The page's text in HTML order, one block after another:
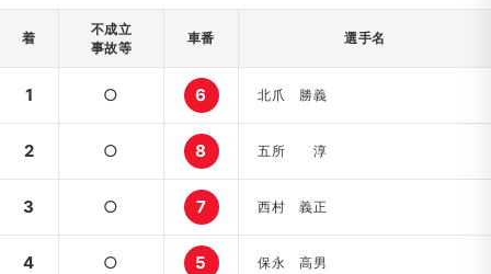
着
不成立
事故等
車番 選手名
1 ○ 6 北爪 勝義
2 ○ 8 五所 淳
3 ○ 7 西村 義正
4 ○ 5 保永 高男